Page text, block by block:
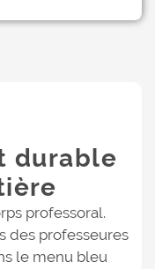
durable
professoral.
des professeures
le menu bleu